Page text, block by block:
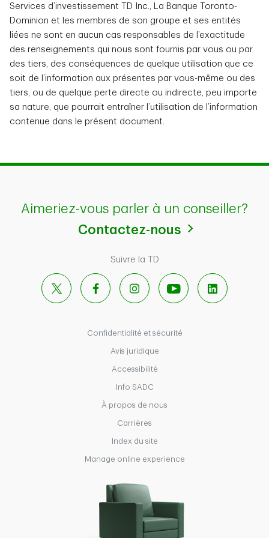
Services d’investissement TD Inc., La Banque Toronto-
Dominion et les membres de son groupe et ses entités
liées ne sont en aucun cas responsables de l’exactitude
des renseignements qui nous sont fournis par vous ou par
des tiers, des conséquences de quelque utilisation que ce
soit de l’information aux présentes par vous-même ou des
tiers, ou de quelque perte directe ou indirecte, peu importe
sa nature, que pourrait entraîner l’utilisation de l’information
contenue dans le présent document.
Aimeriez-vous parler à un conseiller?
Contactez-nous
Suivre la TD
X FacebookInstagramYouTube LinkedIn
Confidentialité et sécurité
Avis juridique
Accessibilité
Info SADC
À propos de nous
Carrières
Index du site
Manage online experience